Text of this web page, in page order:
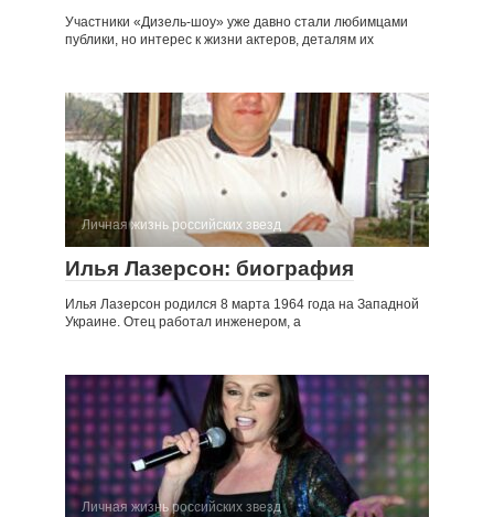
Участники «Дизель-шоу» уже давно стали любимцами
публики, но интерес к жизни актеров, деталям их
Личная жизнь российских звезд
Илья Лазерсон: биография
Илья Лазерсон родился 8 марта 1964 года на Западной
Украине. Отец работал инженером, а
Личная жизнь российских звезд